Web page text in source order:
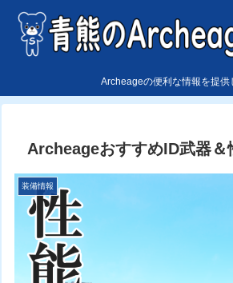
Archeageの便利な情報を提供
ArcheageおすすめID武器＆
装備情報